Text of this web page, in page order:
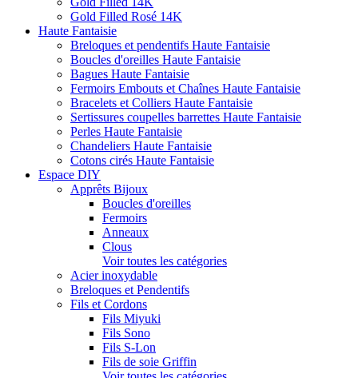
Gold Filled Rosé 14K
Haute Fantaisie
Breloques et pendentifs Haute Fantaisie
Boucles d'oreilles Haute Fantaisie
Bagues Haute Fantaisie
Fermoirs Embouts et Chaînes Haute Fantaisie
Bracelets et Colliers Haute Fantaisie
Sertissures coupelles barrettes Haute Fantaisie
Perles Haute Fantaisie
Chandeliers Haute Fantaisie
Cotons cirés Haute Fantaisie
Espace DIY
Apprêts Bijoux
Boucles d'oreilles
Fermoirs
Anneaux
Clous
Voir toutes les catégories
Acier inoxydable
Breloques et Pendentifs
Fils et Cordons
Fils Miyuki
Fils Sono
Fils S-Lon
Fils de soie Griffin